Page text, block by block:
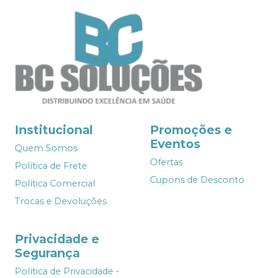
Institucional
Quem Somos
Política de Frete
Política Comercial
Trocas e Devoluções
Promoções e
Eventos
Ofertas
Cupons de Desconto
Privacidade e
Segurança
Política de Privacidade -